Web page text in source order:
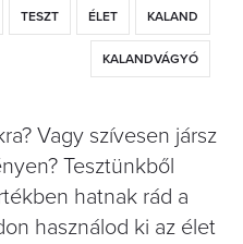
TESZT ÉLET KALAND
KALANDVÁGYÓ
Vagy szívesen jársz
Tesztünkből
hatnak rád a
használod ki az élet